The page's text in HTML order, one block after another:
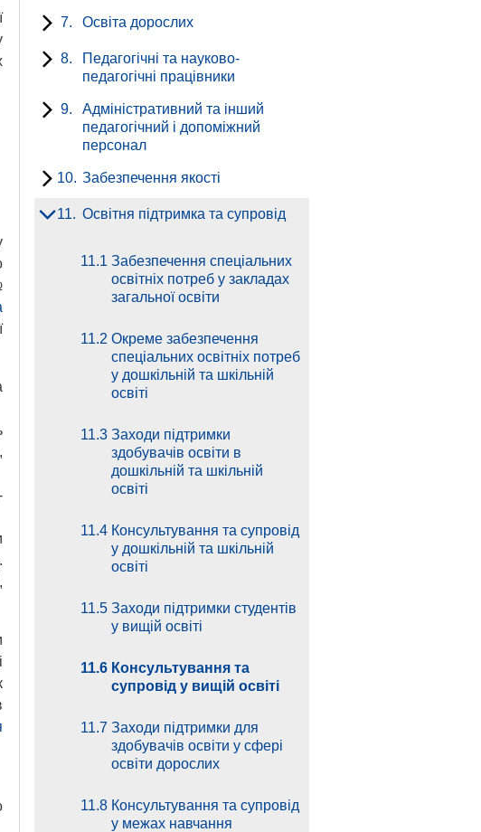
7. Освіта дорослих
8.
Педагогічні та науково-
педагогічні працівники
9.
Адміністративний та інший
педагогічний і допоміжний
персонал
10. Забезпечення якості
11. Освітня підтримка та супровід
11.1 Забезпечення спеціальних
освітніх потреб у закладах
загальної освіти
11.2 Окреме забезпечення
спеціальних освітніх потреб
у дошкільній та шкільній
освіті
11.3 Заходи підтримки
здобувачів освіти в
дошкільній та шкільній
освіті
11.4 Консультування та супровід
у дошкільній та шкільній
освіті
11.5 Заходи підтримки студентів
у вищій освіті
11.6 Консультування та
супровід у вищій освіті
11.7 Заходи підтримки для
здобувачів освіти у сфері
освіти дорослих
11.8 Консультування та супровід
у межах навчання